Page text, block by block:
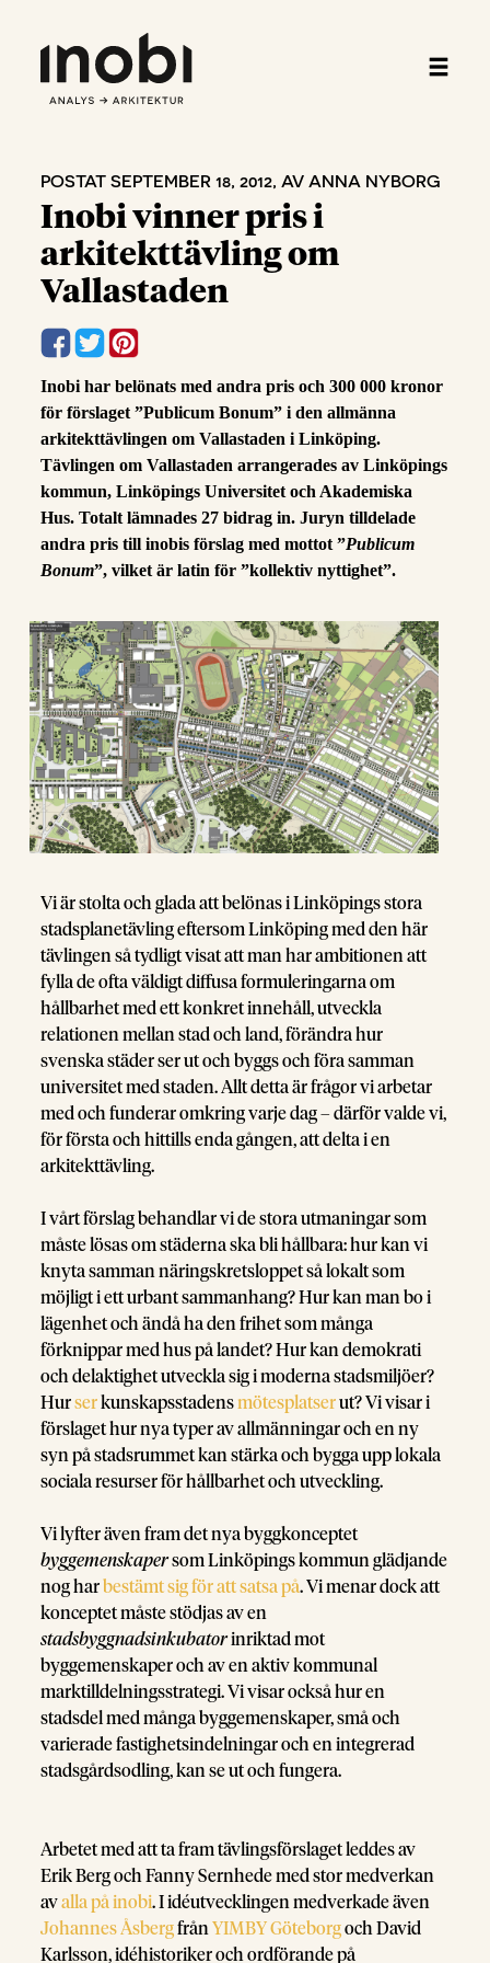
POSTAT SEPTEMBER 18, 2012, AV ANNA NYBORG
Inobi vinner pris i
arkitekttävling om
Vallastaden
Inobi har belönats med andra pris och 300 000 kronor
för förslaget ”Publicum Bonum” i den allmänna
arkitekttävlingen om Vallastaden i Linköping.
Tävlingen om Vallastaden arrangerades av Linköpings
kommun, Linköpings Universitet och Akademiska
Hus. Totalt lämnades 27 bidrag in. Juryn tilldelade
andra pris till inobis förslag med mottot ”Publicum
Bonum”, vilket är latin för ”kollektiv nyttighet”.
Vi är stolta och glada att belönas i Linköpings stora
stadsplanetävling eftersom Linköping med den här
tävlingen så tydligt visat att man har ambitionen att
fylla de ofta väldigt diffusa formuleringarna om
hållbarhet med ett konkret innehåll, utveckla
relationen mellan stad och land, förändra hur
svenska städer ser ut och byggs och föra samman
universitet med staden. Allt detta är frågor vi arbetar
med och funderar omkring varje dag – därför valde vi,
för första och hittills enda gången, att delta i en
arkitekttävling.
I vårt förslag behandlar vi de stora utmaningar som
måste lösas om städerna ska bli hållbara: hur kan vi
knyta samman näringskretsloppet så lokalt som
möjligt i ett urbant sammanhang? Hur kan man bo i
lägenhet och ändå ha den frihet som många
förknippar med hus på landet? Hur kan demokrati
och delaktighet utveckla sig i moderna stadsmiljöer?
Hurser kunskapsstadensmötesplatserut? Vi visar i
förslaget hur nya typer av allmänningar och en ny
syn på stadsrummet kan stärka och bygga upp lokala
sociala resurser för hållbarhet och utveckling.
Vi lyfter även fram det nya byggkonceptet
byggemenskapersom Linköpings kommun glädjande
nog har bestämt sig för att satsa på. Vi menar dock att
konceptet måste stödjas av en
stadsbyggnadsinkubatorinriktad mot
byggemenskaper och av en aktiv kommunal
marktilldelningsstrategi. Vi visar också hur en
stadsdel med många byggemenskaper, små och
varierade fastighetsindelningar och en integrerad
stadsgårdsodling, kan se ut och fungera.
Arbetet med att ta fram tävlingsförslaget leddes av
Erik Berg och Fanny Sernhede med stor medverkan
avalla på inobi. I idéutvecklingen medverkade även
Johannes Åsbergfrån YIMBY Göteborgoch David
Karlsson, idéhistoriker och ordförande på